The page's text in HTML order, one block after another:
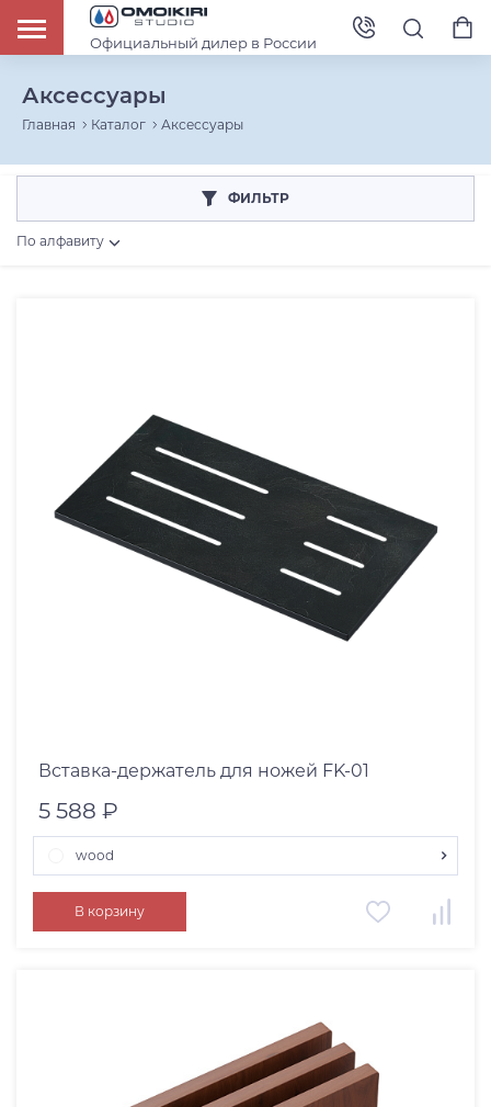
Официальный дилер в России
Аксессуары
Главная Каталог Аксессуары
ФИЛЬТР
По алфавиту
Вставки для сушек
Коландер
Вставка-держатель для ножей FK-01
5 588 ₽
wood
графит
wood
В корзину